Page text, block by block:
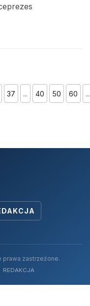
37 ... 40 50 60 ...
prawa zastrzeżone.
REDAKCJA